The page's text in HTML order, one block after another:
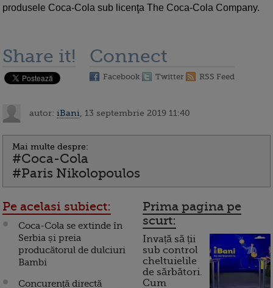
produsele Coca-Cola sub licenţa The Coca-Cola Company.
Share it! Connect
Facebook Twitter RSS Feed
autor: iBani , 13 septembrie 2019 11:40
Mai multe despre:
#Coca-Cola
#Paris Nikolopoulos
Pe acelasi subiect:
Coca-Cola se extinde în
Serbia și preia
producătorul de dulciuri
Bambi
Concurență directă
Prima pagina pe
scurt:
Invață să ții
sub control
cheltuielile
de sărbători.
Cum